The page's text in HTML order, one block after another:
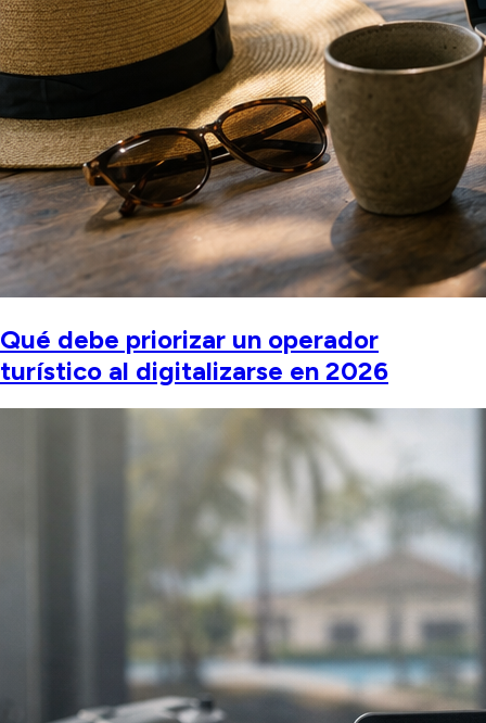
Qué debe priorizar un operador
turístico al digitalizarse en 2026